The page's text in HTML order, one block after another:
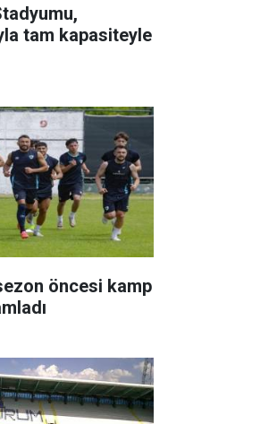
tam kapasiteyle
öncesi kamp